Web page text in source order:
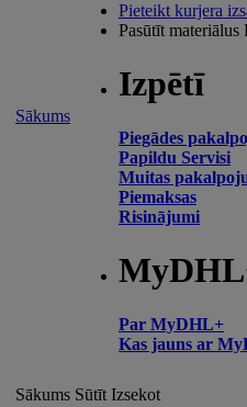
Sākums
Pieteikt kurjera
Pasūtīt materiālus
Izpētī
Piegādes
Papildu Servisi
Muitas
Piemaksas
Risinājumi
Par MyDHL+
Kas jauns ar
Sākums Sūtīt Izsekot